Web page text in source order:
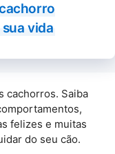
vida
cachorros. Saiba
felizes e muitas
do seu cão.